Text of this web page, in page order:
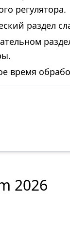
регулятора.
раздел
время
2026